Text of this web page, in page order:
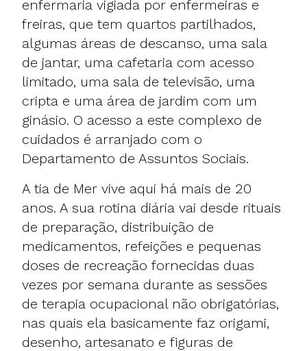
enfermaria vigiada por enfermeiras e
freiras, que tem quartos partilhados,
algumas áreas de descanso, uma sala
de jantar, uma cafetaria com acesso
limitado, uma sala de televisão, uma
cripta e uma área de jardim com um
ginásio. O acesso a este complexo de
cuidados é arranjado com o
Departamento de Assuntos Sociais.
A tia de Mer vive aqui há mais de 20
anos. A sua rotina diária vai desde rituais
de preparação, distribuição de
medicamentos, refeições e pequenas
doses de recreação fornecidas duas
vezes por semana durante as sessões
de terapia ocupacional não obrigatórias,
nas quais ela basicamente faz origami,
desenho, artesanato e figuras de